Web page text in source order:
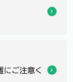
にご注意く